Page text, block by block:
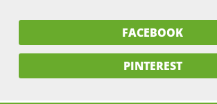
FACEBOOK
PINTEREST